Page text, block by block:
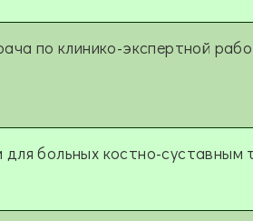
по клинико-экспертной
больных костно-суставным